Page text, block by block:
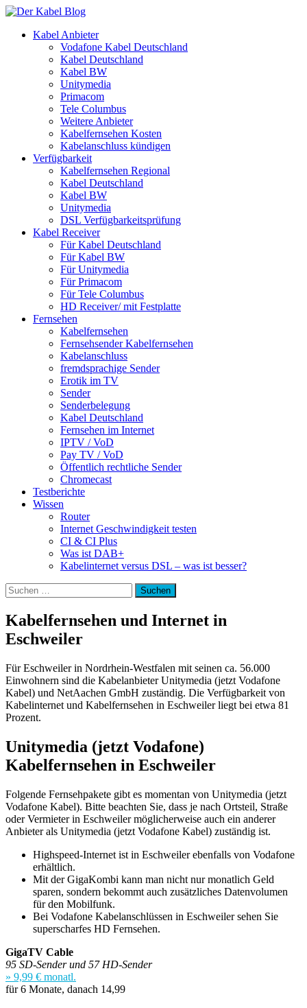
Kabel Anbieter
Vodafone Kabel Deutschland
Kabel Deutschland
Kabel BW
Unitymedia
Primacom
Tele Columbus
Weitere Anbieter
Kabelfernsehen Kosten
Kabelanschluss kündigen
Verfügbarkeit
Kabelfernsehen Regional
Kabel Deutschland
Kabel BW
Unitymedia
DSL Verfügbarkeitsprüfung
Kabel Receiver
Für Kabel Deutschland
Für Kabel BW
Für Unitymedia
Für Primacom
Für Tele Columbus
HD Receiver/ mit Festplatte
Fernsehen
Kabelfernsehen
Fernsehsender Kabelfernsehen
Kabelanschluss
fremdsprachige Sender
Erotik im TV
Sender
Senderbelegung
Kabel Deutschland
Fernsehen im Internet
IPTV / VoD
Pay TV / VoD
Öffentlich rechtliche Sender
Chromecast
Testberichte
Wissen
Router
Internet Geschwindigkeit testen
CI & CI Plus
Was ist DAB+
Kabelinternet versus DSL – was ist besser?
Suchen
nach:
Kabelfernsehen und Internet in
Eschweiler
Für Eschweiler in Nordrhein-Westfalen mit seinen ca. 56.000
Einwohnern sind die Kabelanbieter Unitymedia (jetzt Vodafone
Kabel) und NetAachen GmbH zuständig. Die Verfügbarkeit von
Kabelinternet und Kabelfernsehen in Eschweiler liegt bei etwa 81
Prozent.
Unitymedia (jetzt Vodafone)
Kabelfernsehen in Eschweiler
Folgende Fernsehpakete gibt es momentan von Unitymedia (jetzt
Vodafone Kabel). Bitte beachten Sie, dass je nach Ortsteil, Straße
oder Vermieter in Eschweiler möglicherweise auch ein anderer
Anbieter als Unitymedia (jetzt Vodafone Kabel) zuständig ist.
Highspeed-Internet ist in Eschweiler ebenfalls von Vodafone
erhältlich.
Mit der GigaKombi kann man nicht nur monatlich Geld
sparen, sondern bekommt auch zusätzliches Datenvolumen
für den Mobilfunk.
Bei Vodafone Kabelanschlüssen in Eschweiler sehen Sie
superscharfes HD Fernsehen.
GigaTV Cable
95 SD-Sender und 57 HD-Sender
» 9,99 € monatl.
für 6 Monate, danach 14,99